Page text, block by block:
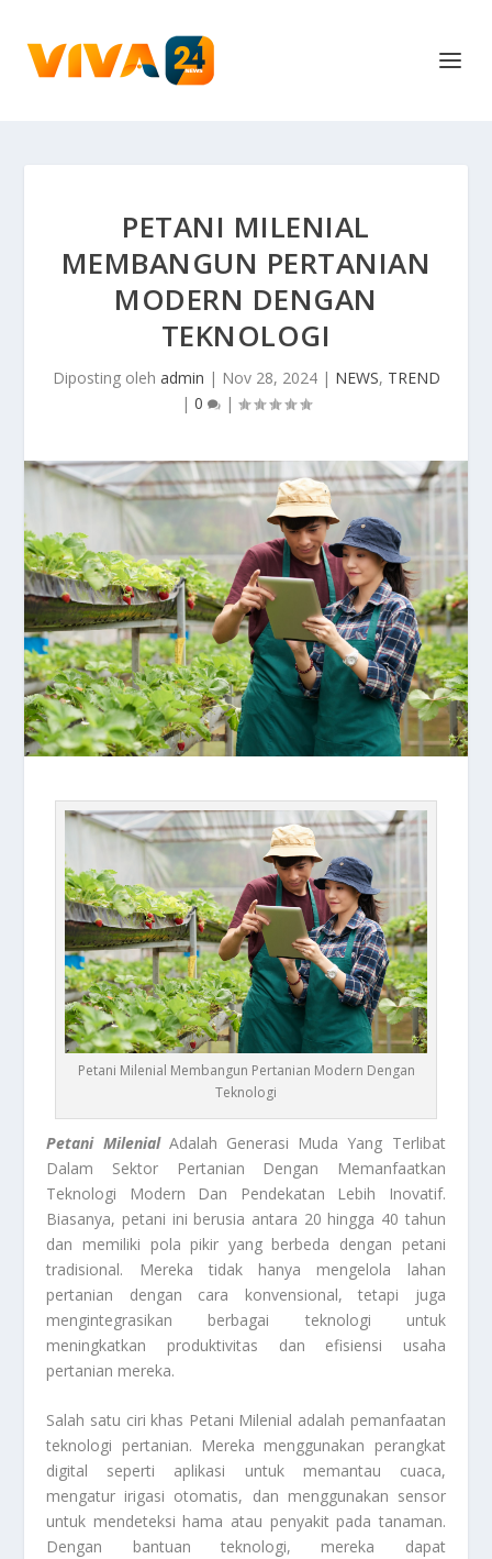
PETANI MILENIAL
MEMBANGUN PERTANIAN
MODERN DENGAN
TEKNOLOGI
Diposting oleh admin | Nov 28, 2024| NEWS, TREND
| 0 |
Petani Milenial Membangun Pertanian Modern Dengan
Teknologi
Petani MilenialAdalah Generasi Muda Yang Terlibat
Dalam Sektor Pertanian Dengan Memanfaatkan
Teknologi Modern Dan Pendekatan Lebih Inovatif.
Biasanya, petani ini berusia antara 20 hingga 40 tahun
dan memiliki pola pikir yang berbeda dengan petani
tradisional. Mereka tidak hanya mengelola lahan
pertanian dengan cara konvensional, tetapi juga
mengintegrasikan berbagai teknologi untuk
meningkatkan produktivitas dan efisiensi usaha
pertanian mereka.
Salah satu ciri khas Petani Milenial adalah pemanfaatan
teknologi pertanian. Mereka menggunakan perangkat
digital seperti aplikasi untuk memantau cuaca,
mengatur irigasi otomatis, dan menggunakan sensor
untuk mendeteksi hama atau penyakit pada tanaman.
Dengan bantuan teknologi, mereka dapat